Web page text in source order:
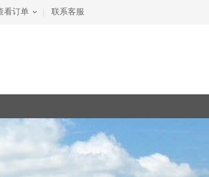
看订单 联系客服